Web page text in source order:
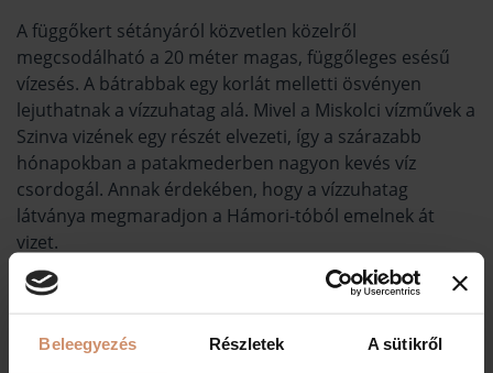
Beleegyezés Részletek A sütikről
A függőkert sétányáról közvetlen közelről
megcsodálható a 20 méter magas, függőleges esésű
vízesés. A bátrabbak egy korlát melletti ösvényen
lejuthatnak a vízzuhatag alá. Mivel a Miskolci vízművek a
Szinva vizének egy részét elvezeti, így a szárazabb
hónapokban a patakmederben nagyon kevés víz
csordogál. Annak érdekében, hogy a vízzuhatag
látványa megmaradjon a Hámori-tóból emelnek át
vizet.